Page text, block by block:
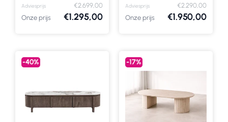
Adviesprijs
€2.699,00
Onze prijs
€1.295,00
Adviesprijs
€2.290,00
Onze prijs
€1.950,00
-40% -17%